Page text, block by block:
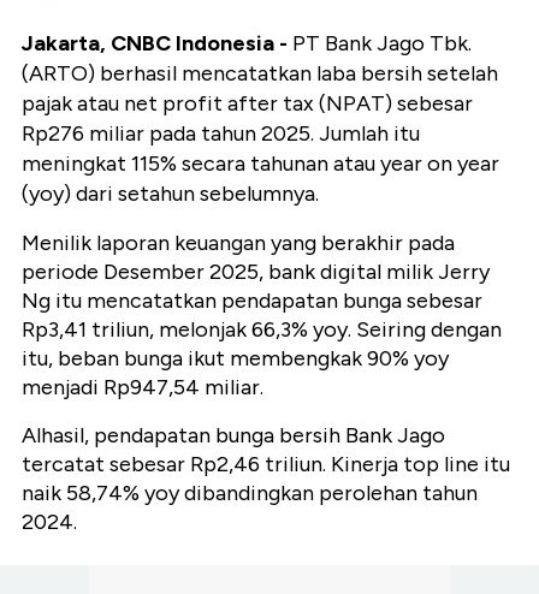
Jakarta, CNBC Indonesia - PT Bank Jago Tbk.
(ARTO) berhasil mencatatkan laba bersih setelah
pajak atau net profit after tax (NPAT) sebesar
Rp276 miliar pada tahun 2025. Jumlah itu
meningkat 115% secara tahunan atau year on year
(yoy) dari setahun sebelumnya.
Menilik laporan keuangan yang berakhir pada
periode Desember 2025, bank digital milik Jerry
Ng itu mencatatkan pendapatan bunga sebesar
Rp3,41 triliun, melonjak 66,3% yoy. Seiring dengan
itu, beban bunga ikut membengkak 90% yoy
menjadi Rp947,54 miliar.
Alhasil, pendapatan bunga bersih Bank Jago
tercatat sebesar Rp2,46 triliun. Kinerja top line itu
naik 58,74% yoy dibandingkan perolehan tahun
2024.